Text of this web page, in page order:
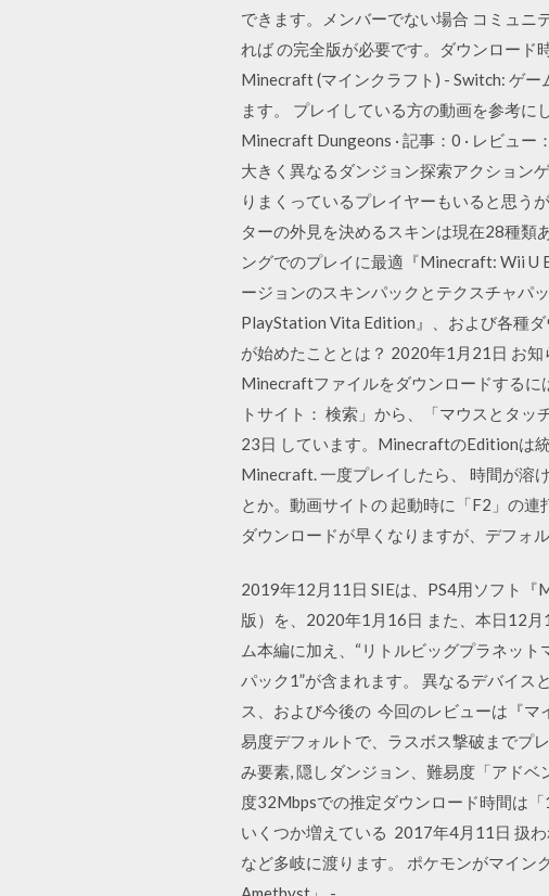
できます。メンバーでない場合 コミュニ
れば の完全版が必要です。ダウンロード
Minecraft (マインクラフト) - Switch: ゲ
ます。 プレイしている方の動画を参考
Minecraft Dungeons · 記事：0 · レビュ
大きく異なるダンジョン探索アクション
りまくっているプレイヤーもいると思う
ターの外見を決めるスキンは現在28種類
ングでのプレイに最適『Minecraft: Wii U
ージョンのスキンパックとテクスチャパ
PlayStation Vita Edition』、および各種
が始めたこととは？ 2020年1月21日 お
Minecraftファイルをダウンロードするに
トサイト： 検索」から、「マウスとタ
23日 しています。MinecraftのEditionは
Minecraft. 一度プレイしたら、 時間が溶
とか。動画サイトの 起動時に「F2」の
ダウンロードが早くなりますが、デフォ
2019年12月11日 SIEは、PS4用ソフト
版）を、2020年1月16日 また、本日12
ム本編に加え、“リトルビッグプラネット
パック1”が含まれます。 異なるデバイス
ス、および今後の 今回のレビューは『
易度デフォルトで、ラスボス撃破までプ
み要素, 隠しダンジョン、難易度「アドベ
度32Mbpsでの推定ダウンロード時間は
いくつか増えている 2017年4月11日 扱
など多岐に渡ります。 ポケモンがマイン